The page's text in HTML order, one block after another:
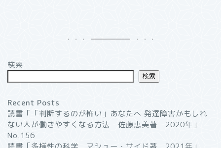
検索
検索
Recent Posts
読書「「判断するのが怖い」あなたへ 発達障害かもしれ
ない人が働きやすくなる方法 佐藤恵美著 2020年」
No.156